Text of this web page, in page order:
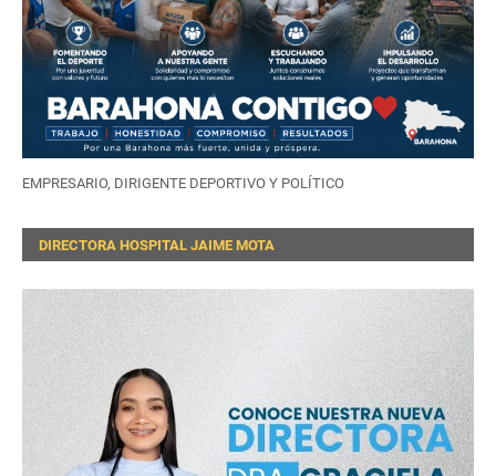
EMPRESARIO, DIRIGENTE DEPORTIVO Y POLÍTICO
DIRECTORA HOSPITAL JAIME MOTA